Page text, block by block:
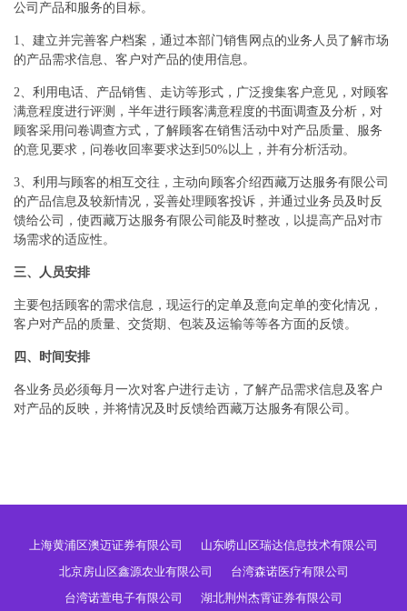
公司产品和服务的目标。
1、建立并完善客户档案，通过本部门销售网点的业务人员了解市场
的产品需求信息、客户对产品的使用信息。
2、利用电话、产品销售、走访等形式，广泛搜集客户意见，对顾客
满意程度进行评测，半年进行顾客满意程度的书面调查及分析，对
顾客采用问卷调查方式，了解顾客在销售活动中对产品质量、服务
的意见要求，问卷收回率要求达到50%以上，并有分析活动。
3、利用与顾客的相互交往，主动向顾客介绍西藏万达服务有限公司
的产品信息及较新情况，妥善处理顾客投诉，并通过业务员及时反
馈给公司，使西藏万达服务有限公司能及时整改，以提高产品对市
场需求的适应性。
三、人员安排
主要包括顾客的需求信息，现运行的定单及意向定单的变化情况，
客户对产品的质量、交货期、包装及运输等等各方面的反馈。
四、时间安排
各业务员必须每月一次对客户进行走访，了解产品需求信息及客户
对产品的反映，并将情况及时反馈给西藏万达服务有限公司。
上海黄浦区澳迈证券有限公司
山东崂山区瑞达信息技术有限公司
北京房山区鑫源农业有限公司
台湾森诺医疗有限公司
台湾诺萱电子有限公司
湖北荆州杰霄证券有限公司